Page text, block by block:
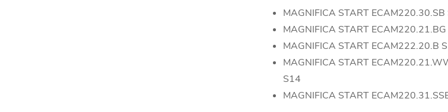
MAGNIFICA START ECAM220.30.SB
MAGNIFICA START
MAGNIFICA START ECAM222.20.B
MAGNIFICA START
S14
MAGNIFICA START